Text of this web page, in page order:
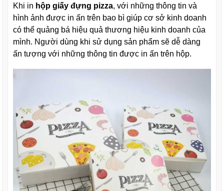
Khi in hộp giấy đựng pizza, với những thông tin và
hình ảnh được in ấn trên bao bì giúp cơ sở kinh doanh
có thể quảng bá hiệu quả thương hiệu kinh doanh của
mình. Người dùng khi sử dụng sản phẩm sẽ dễ dàng
ấn tượng với những thông tin được in ấn trên hộp.